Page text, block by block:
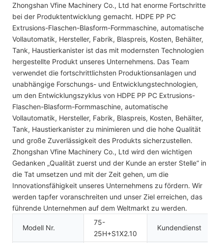
Zhongshan Vfine Machinery Co., Ltd hat enorme Fortschritte
bei der Produktentwicklung gemacht. HDPE PP PC
Extrusions-Flaschen-Blasform-Formmaschine, automatische
Vollautomatik, Hersteller, Fabrik, Blaspreis, Kosten, Behälter,
Tank, Haustierkanister ist das mit modernsten Technologien
hergestellte Produkt unseres Unternehmens. Das Team
verwendet die fortschrittlichsten Produktionsanlagen und
unabhängige Forschungs- und Entwicklungstechnologien,
um den Entwicklungszyklus von HDPE PP PC Extrusions-
Flaschen-Blasform-Formmaschine, automatische
Vollautomatik, Hersteller, Fabrik, Blaspreis, Kosten, Behälter,
Tank, Haustierkanister zu minimieren und die hohe Qualität
und große Zuverlässigkeit des Produkts sicherzustellen.
Zhongshan Vfine Machinery Co., Ltd wird den wichtigen
Gedanken „Qualität zuerst und der Kunde an erster Stelle“ in
die Tat umsetzen und mit der Zeit gehen, um die
Innovationsfähigkeit unseres Unternehmens zu fördern. Wir
werden tapfer voranschreiten und unser Ziel erreichen, das
führende Unternehmen auf dem Weltmarkt zu werden.
Modell Nr.
75-
25H+S1X2.10
Kundendienst